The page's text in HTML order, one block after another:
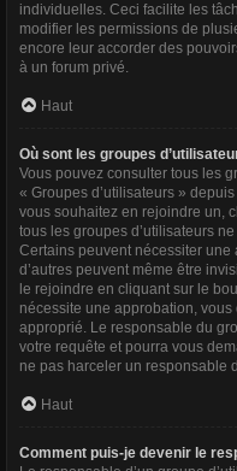
individuelles. Ceci facilite les
modifier les permissions de
encore leur accorder des
à un forum privé.
Haut
Où sont les groupes
Vous pouvez consulter tous les
« Groupes d’utilisateurs »
vous souhaitez en rejoindre un,
tous les groupes d’utilisateurs
Certains peuvent nécessiter une
d’autres peuvent même être
le rejoindre en cliquant sur le
nécessite une approbation,
approprié. Le responsable du
votre requête et pourra vous
ne pas harceler un responsable
Haut
Comment puis-je devenir le